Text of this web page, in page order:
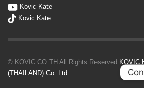
Kovic Kate
Kovic Kate
© KOVIC.CO.TH All Rights Reserved KOVIC
(THAILAND) Co. Ltd.